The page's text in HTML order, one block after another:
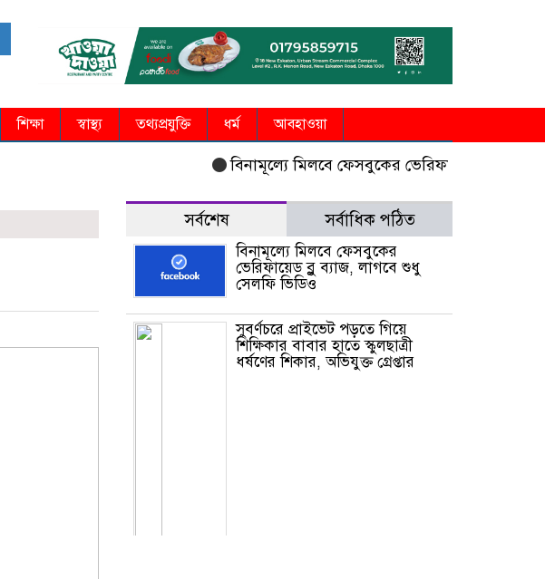
শিক্ষা স্বাস্থ্য তথ্যপ্রযুক্তি ধর্ম আবহাওয়া
বিনামূল্যে মিলবে ফেসবুকের ভেরিফায়েড ব্লু ব্যাজ,
সর্বশেষ সর্বাধিক পঠিত
বিনামূল্যে মিলবে ফেসবুকের
ভেরিফায়েড ব্লু ব্যাজ, লাগবে শুধু
সেলফি ভিডিও
সুবর্ণচরে প্রাইভেট পড়তে গিয়ে
শিক্ষিকার বাবার হাতে স্কুলছাত্রী
ধর্ষণের শিকার, অভিযুক্ত গ্রেপ্তার